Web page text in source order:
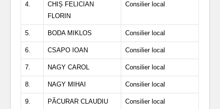
4.
CHIȘ FELICIAN
FLORIN
Consilier local
5. BODA MIKLOS Consilier local
6. CSAPO IOAN Consilier local
7. NAGY CAROL Consilier local
8. NAGY MIHAI Consilier local
9.
PĂCURAR CLAUDIU
Consilier local